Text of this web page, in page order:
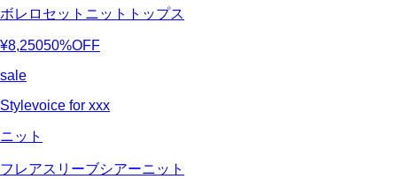
ボレロセットニットトップス
¥8,25050%OFF
sale
Stylevoice for xxx
ニット
フレアスリーブシアーニット